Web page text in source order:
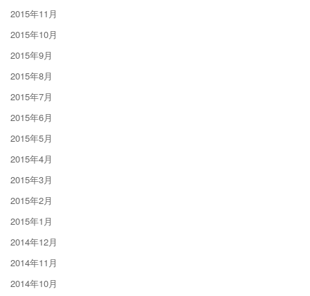
2015年11月
2015年10月
2015年9月
2015年8月
2015年7月
2015年6月
2015年5月
2015年4月
2015年3月
2015年2月
2015年1月
2014年12月
2014年11月
2014年10月